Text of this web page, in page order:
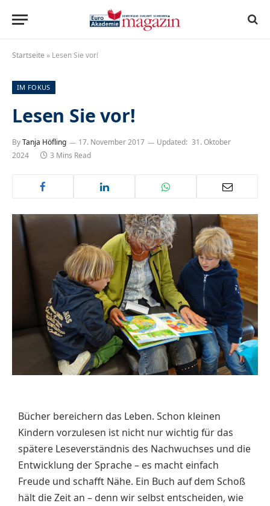
Startseite » Lesen Sie vor!
IM FOKUS
Lesen Sie vor!
ByTanja Höfling 17. November 2017 Updated: 31. Oktober
2024
3 Mins Read
Bücher bereichern das Leben. Schon kleinen
Kindern vorzulesen ist nicht nur wichtig für das
spätere Leseverständnis des Nachwuchses und die
Entwicklung der Sprache – es macht einfach
Freude und schafft Nähe. Ein Buch auf dem Schoß
hält die Zeit an – denn wir selbst entscheiden, wie